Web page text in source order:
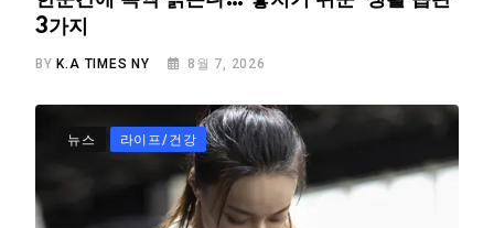
3가지
BY K.A TIMES NY 8월 7, 2026
뉴스 라이프/건강